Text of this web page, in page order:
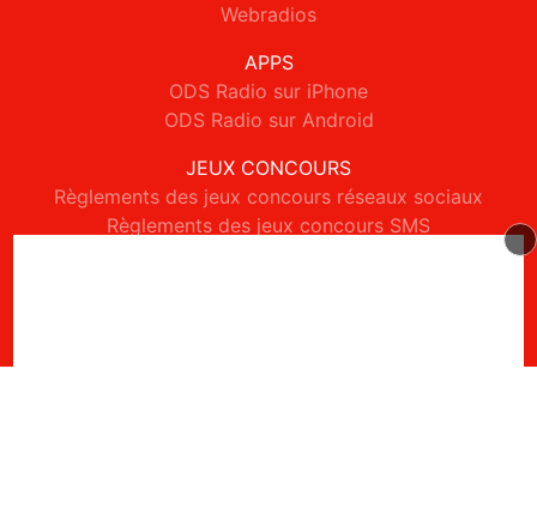
Webradios
APPS
ODS Radio sur iPhone
ODS Radio sur Android
JEUX CONCOURS
Règlements des jeux concours réseaux sociaux
Règlements des jeux concours SMS